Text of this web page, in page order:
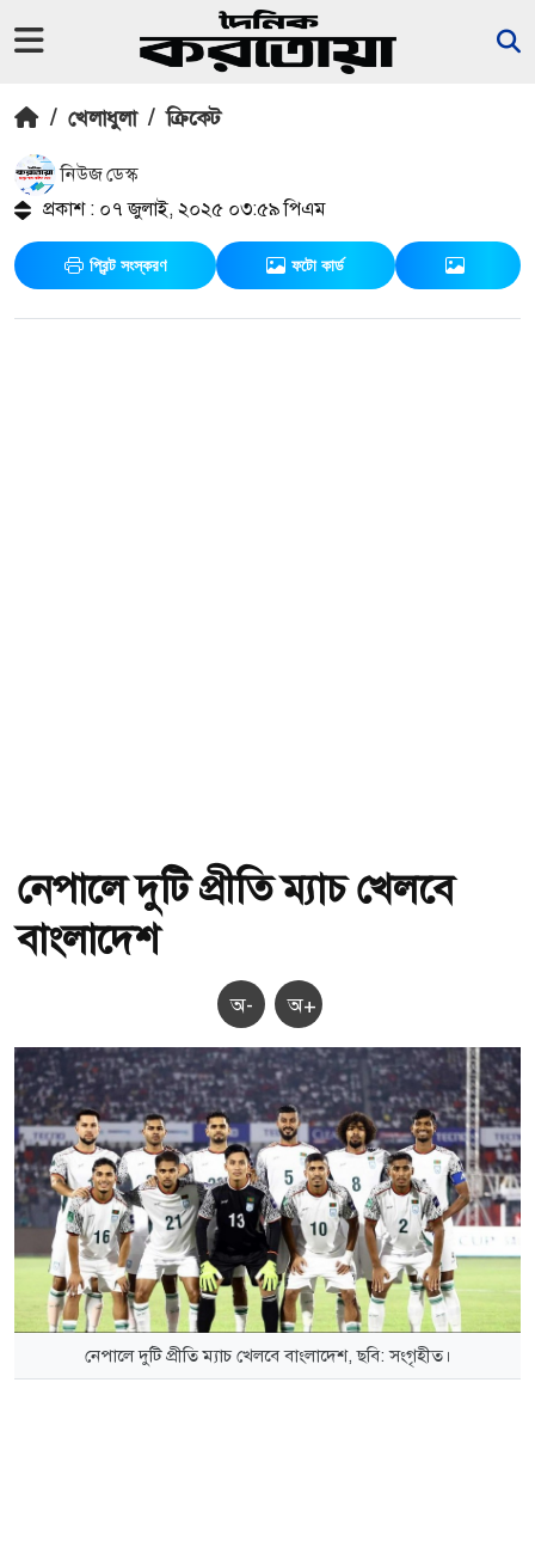
/ খেলাধুলা / ক্রিকেট
নিউজ ডেস্ক
প্রকাশ : ০৭ জুলাই, ২০২৫ ০৩:৫৯ পিএম
প্রিন্ট সংস্করণ ফটো কার্ড
নেপালে দুটি প্রীতি ম্যাচ খেলবে
বাংলাদেশ
অ- অ+
নেপালে দুটি প্রীতি ম্যাচ খেলবে বাংলাদেশ, ছবি: সংগৃহীত।